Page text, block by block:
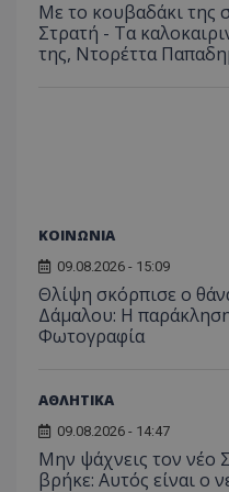
Με το κουβαδάκι της
Στρατή - Τα
της, Ντορέττα
ΚΟΙΝΩΝΙΑ
09.08.2026 - 15:09
Θλίψη σκόρπισε ο
Δάμαλου: Η παράκληση
Φωτογραφία
ΑΘΛΗΤΙΚΑ
09.08.2026 - 14:47
Μην ψάχνεις τον νέο
βρήκε: Αυτός είναι ο